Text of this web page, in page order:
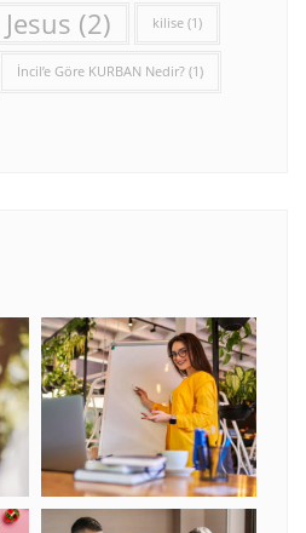
Jesus (2) kilise (1)
İncil’e Göre KURBAN Nedir? (1)